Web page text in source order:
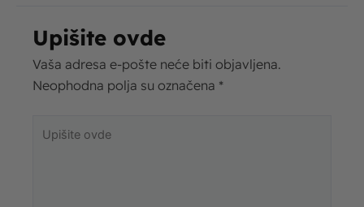
Upišite ovde
Vaša adresa e-pošte neće biti objavljena.
Neophodna polja su označena *
ovde